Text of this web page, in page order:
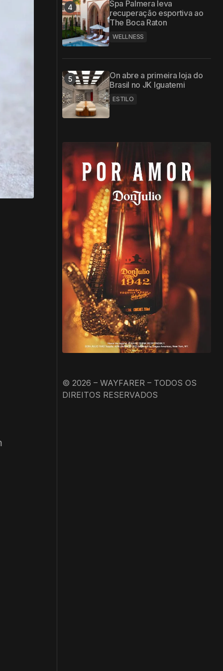
Spa Palmera leva
recuperação esportiva ao
The Boca Raton
WELLNESS
On abre a primeira loja do
Brasil no JK Iguatemi
ESTILO
© 2026 – WAYFARER – TODOS OS
DIREITOS RESERVADOS